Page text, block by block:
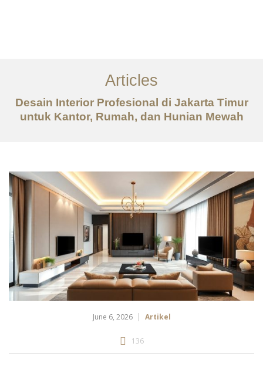
Tentang
Layanan
Articles
Articles
Desain Interior Profesional di Jakarta Timur
untuk Kantor, Rumah, dan Hunian Mewah
June 6, 2026 Artikel
136